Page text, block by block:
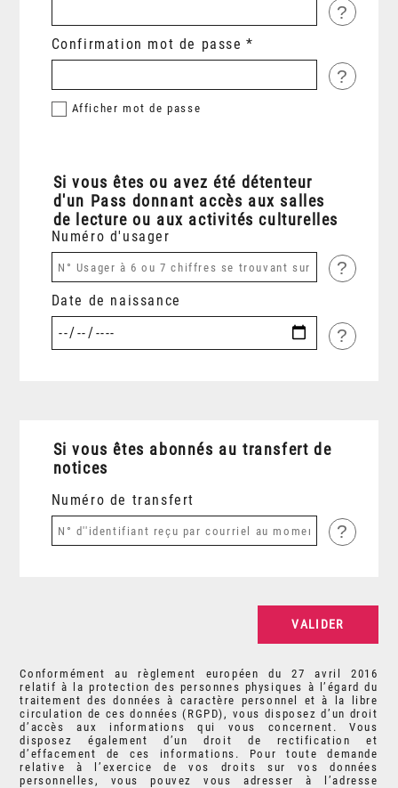
?
Confirmation mot de passe
?
Afficher mot de passe
Si vous êtes ou avez été détenteur
d'un Pass donnant accès aux salles
de lecture ou aux activités culturelles
Numéro d'usager
?
Date de naissance
?
Si vous êtes abonnés au transfert de
notices
Numéro de transfert
?
Conformément au règlement européen du 27 avril 2016
relatif à la protection des personnes physiques à l’égard du
traitement des données à caractère personnel et à la libre
circulation de ces données (RGPD), vous disposez d’un droit
d’accès aux informations qui vous concernent. Vous
disposez également d’un droit de rectification et
d’effacement de ces informations. Pour toute demande
relative à l’exercice de vos droits sur vos données
personnelles, vous pouvez vous adresser à l’adresse